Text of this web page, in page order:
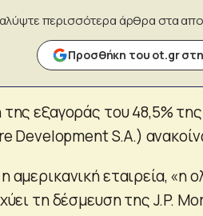
περισσότερα άρθρα στα
Προσθήκη του ot.gr
εξαγοράς του 48,5% της
Development S.A.)
εταιρεία, «η
τη δέσμευση της J.P.